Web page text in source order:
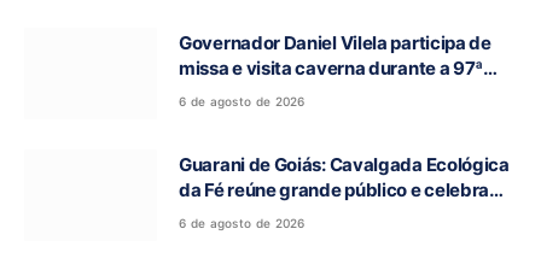
Governador Daniel Vilela participa de
missa e visita caverna durante a 97ª
Romaria do Bom Jesus da Lapa de Terra
6 de agosto de 2026
Guarani de Goiás: Cavalgada Ecológica
da Fé reúne grande público e celebra
tradição religiosa
6 de agosto de 2026